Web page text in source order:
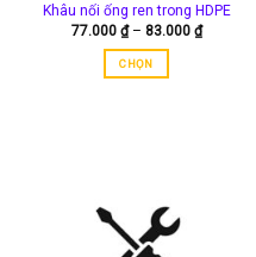
Khâu nối ống ren trong HDPE
77.000 ₫ – 83.000 ₫Khoảng
giá:
CHỌN
thể.
Các